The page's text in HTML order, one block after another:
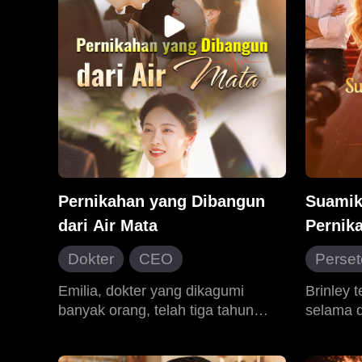
Pernikahan yang Dibangun
dari Air Mata
Dokter
CEO
Salah Paham
Cinta yang Sulit Didapatkan
Emilia, dokter yang dikagumi
banyak orang, telah tiga tahun
Brinley
selama